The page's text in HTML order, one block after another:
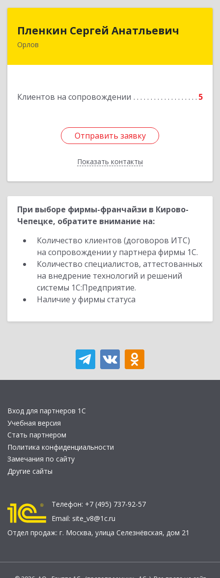
Пленкин Сергей Анатльевич
Орлов
Клиентов на сопровождении 5
Отправить заявку
Показать контакты
Пленкин Сергей Анатльевич
Отправить заявку
Назад
При выборе фирмы-франчайзи в Кирово-
Чепецке, обратите внимание на:
Количество клиентов (договоров ИТС)
на сопровождении у партнера фирмы 1С.
Количество специалистов, аттестованных
на внедрение технологий и решений
системы 1С:Предприятие.
Наличие у фирмы статуса
Вход для партнеров 1С
Учебная версия
Стать партнером
Политика конфиденциальности
Замечания по сайту
Другие сайты
Телефон: +7 (495) 737-92-57
Email: site_v8@1c.ru
Отдел продаж: г. Москва, улица Селезнёвская, дом 21